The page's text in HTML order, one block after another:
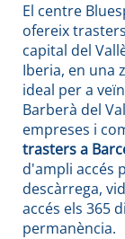
El centre
ofereix
capital del
Iberia, en una
ideal per a
Barberà del
empreses i
trasters a
d'ampli accés
descàrrega,
accés els 365
permanència.